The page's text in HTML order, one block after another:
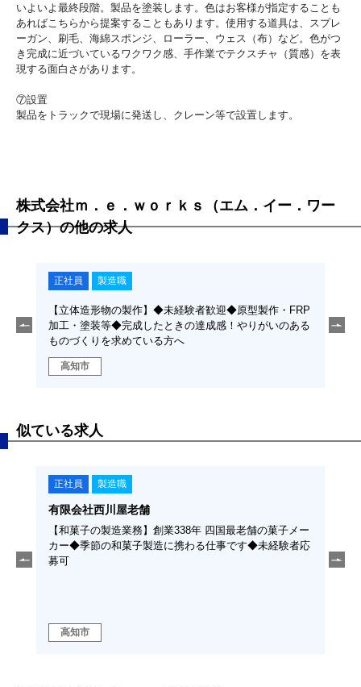
いよいよ最終段階。製品を塗装します。色はお客様が指定することも
あればこちらから提案することもあります。使用する道具は、スプレ
ーガン、刷毛、海綿スポンジ、ローラー、ウェス（布）など。色がつ
き完成に近づいているワクワク感、手作業でテクスチャ（質感）を表
現する面白さがあります。
⑦設置
製品をトラックで現場に発送し、クレーン等で設置します。
株式会社ｍ．ｅ．ｗｏｒｋｓ（エム．イー．ワー
クス）の他の求人
い
正社員 製造職
【立体造形物の製作】◆未経験者歓迎◆原型製作・FRP
加工・塗装等◆完成したときの達成感！やりがいのある
ものづくりを求めている方へ
高知市
管理
似ている求人
正社員 製造職
有限会社西川屋老舗
【和菓子の製造業務】創業338年 四国最老舗の菓子メー
カー◆季節の和菓子製造に携わる仕事です◆未経験者応
募可
高知市
機械